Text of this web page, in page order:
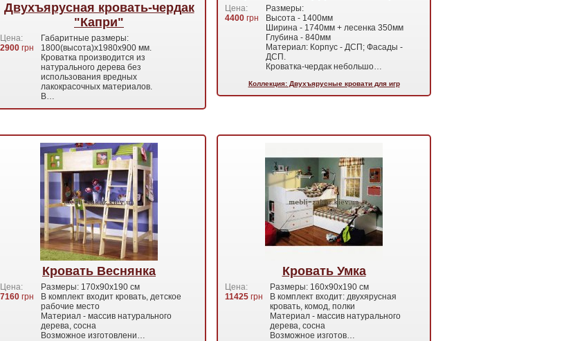
Двухъярусная кровать-чердак
"Капри"
Цена:
2900 грн
Габаритные размеры:
1800(высота)х1980х900 мм.
Кроватка производится из
натурального дерева без
использования вредных
лакокрасочных материалов.
В…
Цена:
4400 грн
Размеры:
Высота - 1400мм
Ширина - 1740мм + лесенка 350мм
Глубина - 840мм
Материал: Корпус - ДСП; Фасады -
ДСП.
Кроватка-чердак небольшо…
Коллекция: Двухъярусные кровати для игр
Кровать Веснянка
Цена:
7160 грн
Размеры: 170х90х190 см
В комплект входит кровать, детское
рабочие место
Материал - массив натурального
дерева, сосна
Возможное изготовлени…
Кровать Умка
Цена:
11425 грн
Размеры: 160х90х190 см
В комплект входит: двухярусная
кровать, комод, полки
Материал - массив натурального
дерева, сосна
Возможное изготов…